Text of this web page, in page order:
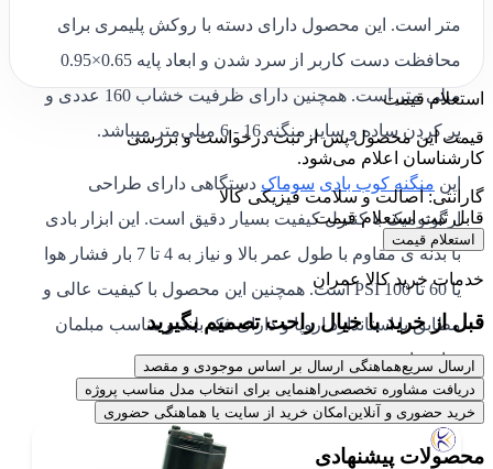
متر
است. این محصول دارای دسته با روکش پلیمری برای
محافظت دست کاربر از سرد شدن و
ابعاد پایه 0.65×0.95
میلی متراست. همچنین دارای
ظرفیت خشاب 160 عددی و
پر کردن ساده و سایز منگنه 16 - 6 میلی‌متر میباشد.
این منگنه کوب بادی سوماک دستگاهی دارای طراحی
ارگونومیک با کنترل کیفیت بسیار دقیق است. این ابزار بادی
با بدنه ی مقاوم با طول عمر بالا و نیاز به 4 تا 7 بار فشار هوا
یا 60 تا 100 PSI است.
همچنین این محصول با کیفیت عالی و
مطابق با استاندارد اروپا و دارای فک بلند و مناسب مبلمان
سازی است.
استعلام قیمت
قیمت این محصول پس از ثبت درخواست و بررسی
کارشناسان اعلام می‌شود.
گارانتی: اصالت و سلامت فیزیکی کالا
قابل ثبت استعلام قیمت
استعلام قیمت
خدمات خرید کالا عمران
قبل از خرید با خیال راحت تصمیم بگیرید
ارسال سریعهماهنگی ارسال بر اساس موجودی و مقصد
دریافت مشاوره تخصصیراهنمایی برای انتخاب مدل مناسب پروژه
خرید حضوری و آنلاین امکان خرید از سایت یا هماهنگی حضوری
محصولات پیشنهادی